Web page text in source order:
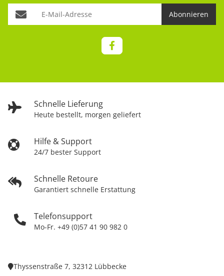
Schnelle Lieferung
Heute bestellt, morgen geliefert
Hilfe & Support
24/7 bester Support
Schnelle Retoure
Garantiert schnelle Erstattung
Telefonsupport
Mo-Fr. +49 (0)57 41 90 982 0
Abonnieren
Thyssenstraße 7, 32312 Lübbecke